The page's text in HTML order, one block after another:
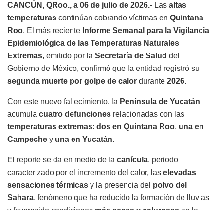
CANCÚN, QRoo., a 06 de julio de 2026.- Las altas
temperaturas continúan cobrando víctimas en Quintana
Roo. El más reciente Informe Semanal para la Vigilancia
Epidemiológica de las Temperaturas Naturales
Extremas, emitido por la Secretaría de Salud del
Gobierno de México, confirmó que la entidad registró su
segunda muerte por golpe de calor durante 2026.
Con este nuevo fallecimiento, la Península de Yucatán
acumula cuatro defunciones relacionadas con las
temperaturas extremas: dos en Quintana Roo, una en
Campeche y una en Yucatán.
El reporte se da en medio de la canícula, periodo
caracterizado por el incremento del calor, las elevadas
sensaciones térmicas y la presencia del polvo del
Sahara, fenómeno que ha reducido la formación de lluvias